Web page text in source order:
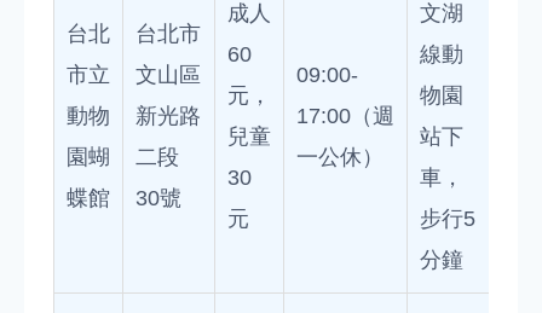
台北
市立
動物
園蝴
蝶館
台北市
文山區
新光路
二段
30號
成人
60
元，
兒童
30
元
09:00-
17:00（週
一公休）
文湖
線動
物園
站下
車，
步行5
分鐘